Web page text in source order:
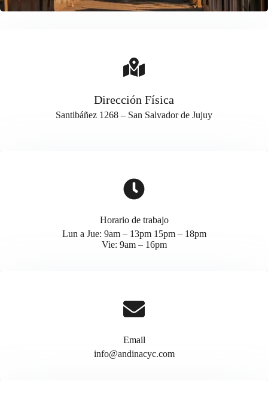
Dirección Física
Santibáñez 1268 – San Salvador de Jujuy
Horario de trabajo
Lun a Jue: 9am – 13pm 15pm – 18pm
Vie: 9am – 16pm
Email
info@andinacyc.com